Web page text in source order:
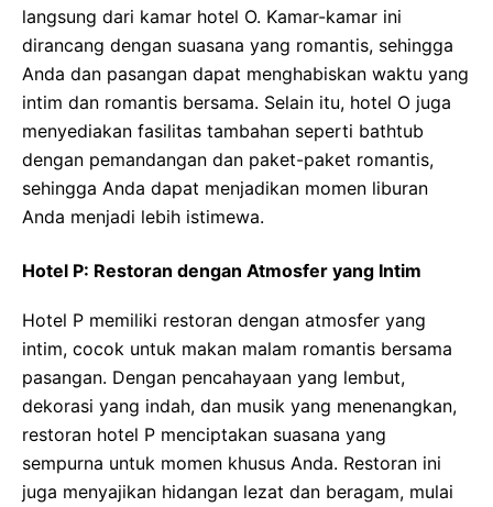
langsung dari kamar hotel O. Kamar-kamar ini
dirancang dengan suasana yang romantis, sehingga
Anda dan pasangan dapat menghabiskan waktu yang
intim dan romantis bersama. Selain itu, hotel O juga
menyediakan fasilitas tambahan seperti bathtub
dengan pemandangan dan paket-paket romantis,
sehingga Anda dapat menjadikan momen liburan
Anda menjadi lebih istimewa.
Hotel P: Restoran dengan Atmosfer yang Intim
Hotel P memiliki restoran dengan atmosfer yang
intim, cocok untuk makan malam romantis bersama
pasangan. Dengan pencahayaan yang lembut,
dekorasi yang indah, dan musik yang menenangkan,
restoran hotel P menciptakan suasana yang
sempurna untuk momen khusus Anda. Restoran ini
juga menyajikan hidangan lezat dan beragam, mulai